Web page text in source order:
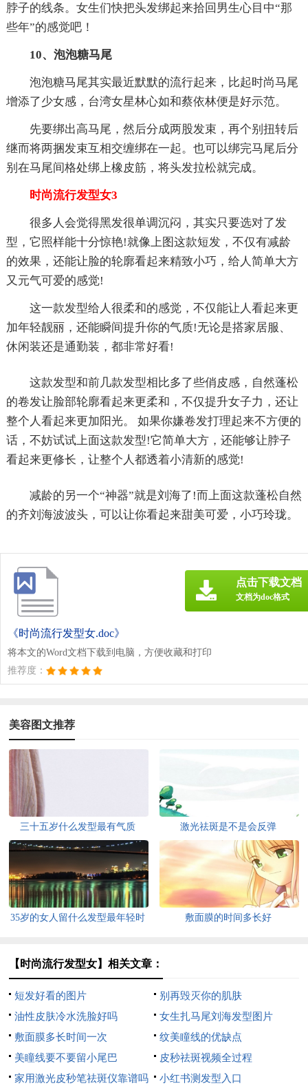
脖子的线条。女生们快把头发绑起来拾回男生心目中“那
些年”的感觉吧！
10、泡泡糖马尾
泡泡糖马尾其实最近默默的流行起来，比起时尚马尾
增添了少女感，台湾女星林心如和蔡依林便是好示范。
先要绑出高马尾，然后分成两股发束，再个别扭转后
继而将两捆发束互相交缠绑在一起。也可以绑完马尾后分
别在马尾间格处绑上橡皮筋，将头发拉松就完成。
时尚流行发型女3
很多人会觉得黑发很单调沉闷，其实只要选对了发
型，它照样能十分惊艳!就像上图这款短发，不仅有减龄
的效果，还能让脸的轮廓看起来精致小巧，给人简单大方
又元气可爱的感觉!
这一款发型给人很柔和的感觉，不仅能让人看起来更
加年轻靓丽，还能瞬间提升你的气质!无论是搭家居服、
休闲装还是通勤装，都非常好看!
这款发型和前几款发型相比多了些俏皮感，自然蓬松
的卷发让脸部轮廓看起来更柔和，不仅提升女子力，还让
整个人看起来更加阳光。 如果你嫌卷发打理起来不方便的
话，不妨试试上面这款发型!它简单大方，还能够让脖子
看起来更修长，让整个人都透着小清新的感觉!
减龄的另一个“神器”就是刘海了!而上面这款蓬松自然
的齐刘海波波头，可以让你看起来甜美可爱，小巧玲珑。
《时尚流行发型女.doc》
将本文的Word文档下载到电脑，方便收藏和打印
推荐度：
点击下载文档
文档为doc格式
美容图文推荐
三十五岁什么发型最有气质 激光祛斑是不是会反弹
35岁的女人留什么发型最年轻时
敷面膜的时间多长好
【时尚流行发型女】相关文章：
短发好看的图片
别再毁灭你的肌肤
油性皮肤冷水洗脸好吗
女生扎马尾刘海发型图片
敷面膜多长时间一次
纹美瞳线的优缺点
美瞳线要不要留小尾巴
皮秒祛斑视频全过程
家用激光皮秒笔祛斑仪靠谱吗
小红书测发型入口